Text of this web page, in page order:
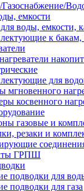
емкости
воды, емкости,
к бакам,
для
мгновенного
косвенного
газовые и
резаки и
ГРПШ
подводки для
подводки для газа